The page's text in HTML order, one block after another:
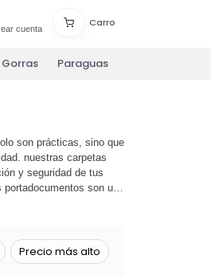
cuenta
Carro
Gorras Paraguas
son prácticas, sino que
nuestras carpetas
y seguridad de tus
son una
marca destaque con
Precio más alto